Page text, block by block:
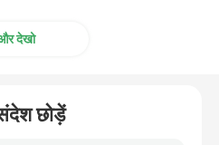
देखो
छोड़ें